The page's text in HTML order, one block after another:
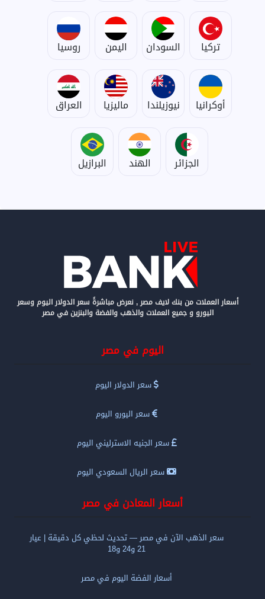
تركيا السودان اليمن روسيا
أوكرانيا نيوزيلندا ماليزيا العراق
الجزائر الهند البرازيل
أسعار العملات من بنك لايف مصر , نعرض مباشرةً سعر الدولار اليوم وسعر
اليورو و جميع العملات والذهب والفضة والبنزين في مصر
اليوم في مصر
سعر الدولار اليوم
سعر اليورو اليوم
سعر الجنيه الاسترليني اليوم
سعر الريال السعودي اليوم
أسعار المعادن في مصر
سعر الذهب الآن في مصر — تحديث لحظي كل دقيقة | عيار
21 و24 و18
أسعار الفضة اليوم في مصر